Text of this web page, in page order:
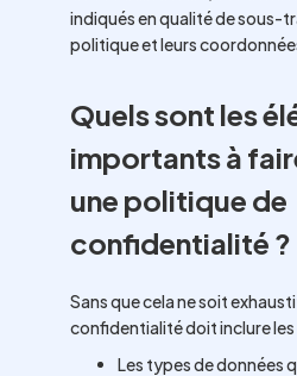
indiqués en qualité de sous-
politique et leurs
Quels sont les
importants à
une politique de
confidentialité ?
Sans que cela ne soit
confidentialité doit inclure les
Les types de données